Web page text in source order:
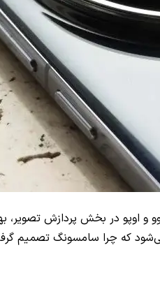
اوپو در بخش پردازش تصویر،
که چرا سامسونگ تصمیم